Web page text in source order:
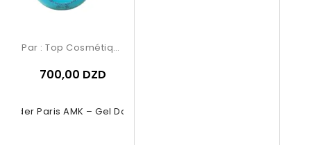
Paris AMK – Gel Douche Bleu
Par : Top Cosmétiques
700,00 DZD